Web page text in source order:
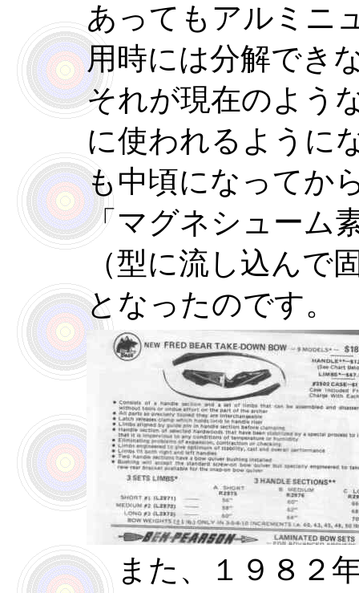
あってもアルミニ
用時には分解でき
それが現在のよう
に使われるように
も中頃になってか
「マグネシューム
（型に流し込んで
となったのです。
また、１９８２